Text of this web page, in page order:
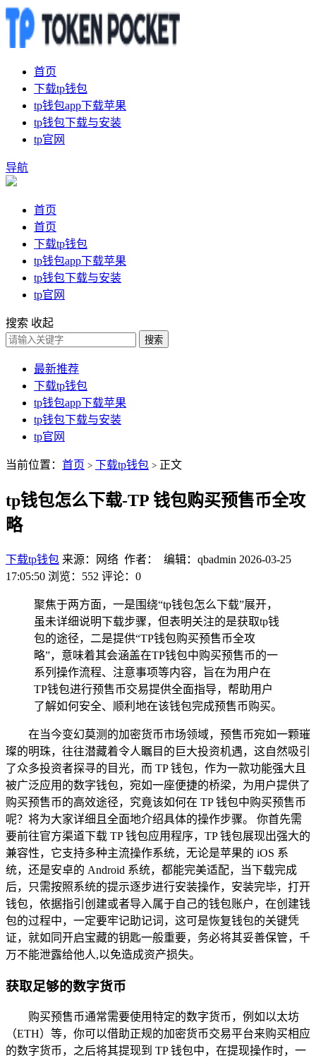
首页
下载tp钱包
tp钱包app下载苹果
tp钱包下载与安装
tp官网
导航
首页
首页
下载tp钱包
tp钱包app下载苹果
tp钱包下载与安装
tp官网
搜索 收起
搜索
最新推荐
下载tp钱包
tp钱包app下载苹果
tp钱包下载与安装
tp官网
当前位置： 首页 > 下载tp钱包 > 正文
tp钱包怎么下载-TP 钱包购买预售币全攻
略
下载tp钱包 来源：网络 作者： 编辑：qbadmin 2026-03-25
17:05:50 浏览：552 评论：0
聚焦于两方面，一是围绕“tp钱包怎么下载”展开，
虽未详细说明下载步骤，但表明关注的是获取tp钱
包的途径，二是提供“TP钱包购买预售币全攻
略”，意味着其会涵盖在TP钱包中购买预售币的一
系列操作流程、注意事项等内容，旨在为用户在
TP钱包进行预售币交易提供全面指导，帮助用户
了解如何安全、顺利地在该钱包完成预售币购买。
在当今变幻莫测的加密货币市场领域，预售币宛如一颗璀
璨的明珠，往往潜藏着令人瞩目的巨大投资机遇，这自然吸引
了众多投资者探寻的目光，而 TP 钱包，作为一款功能强大且
被广泛应用的数字钱包，宛如一座便捷的桥梁，为用户提供了
购买预售币的高效途径，究竟该如何在 TP 钱包中购买预售币
呢？将为大家详细且全面地介绍具体的操作步骤。 你首先需
要前往官方渠道下载 TP 钱包应用程序，TP 钱包展现出强大的
兼容性，它支持多种主流操作系统，无论是苹果的 iOS 系
统，还是安卓的 Android 系统，都能完美适配，当下载完成
后，只需按照系统的提示逐步进行安装操作，安装完毕，打开
钱包，依据指引创建或者导入属于自己的钱包账户，在创建钱
包的过程中，一定要牢记助记词，这可是恢复钱包的关键凭
证，就如同开启宝藏的钥匙一般重要，务必将其妥善保管，千
万不能泄露给他人,以免造成资产损失。
获取足够的数字货币
购买预售币通常需要使用特定的数字货币，例如以太坊
（ETH）等，你可以借助正规的加密货币交易平台来购买相应
的数字货币，之后将其提现到 TP 钱包中，在提现操作时，一